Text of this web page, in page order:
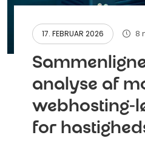
17. FEBRUAR 2026 8
analyse af
webhosting-
for